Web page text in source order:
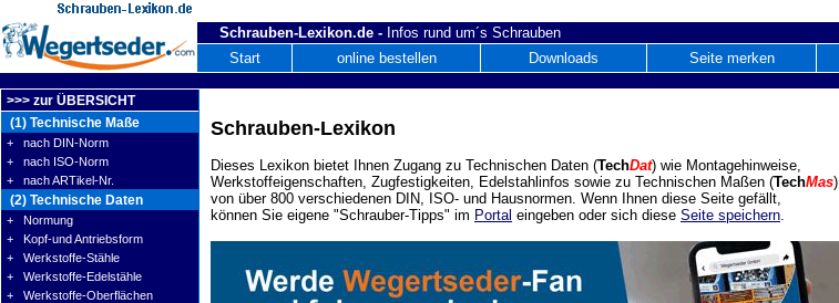
Schrauben-Lexikon.de - Infos rund um´s Schrauben
Start
online bestellen Downloads Seite merken
>>> zur ÜBERSICHT
(1) Technische Maße
+ nach DIN-Norm
+ nach ISO-Norm
+ nach ARTikel-Nr.
(2) Technische Daten
+ Normung
+ Kopf-und Antriebsform
+ Werkstoffe-Stähle
+ Werkstoffe-Edelstähle
+ Werkstoffe-Oberflächen
Schrauben-Lexikon
Dieses Lexikon bietet Ihnen Zugang zu Technischen Daten (TechDat) wie Montagehinweise,
Werkstoffeigenschaften, Zugfestigkeiten, Edelstahlinfos sowie zu Technischen Maßen (TechMas)
von über 800 verschiedenen DIN, ISO- und Hausnormen. Wenn Ihnen diese Seite gefällt,
können Sie eigene "Schrauber-Tipps" im Portal eingeben oder sich diese Seite speichern.